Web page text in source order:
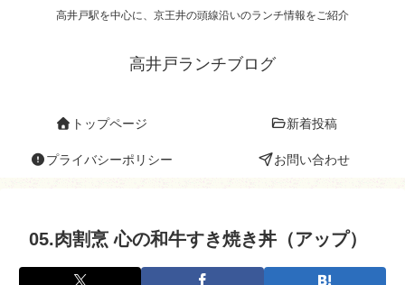
高井戸駅を中心に、京王井の頭線沿いのランチ情報をご紹介
高井戸ランチブログ
トップページ 新着投稿
プライバシーポリシー お問い合わせ
05.肉割烹 心の和牛すき焼き丼（アップ）